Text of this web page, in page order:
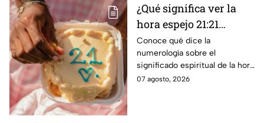
¿Qué significa ver la
hora espejo 21:21
constantemente según
la numerología?
Conoce qué dice la
numerología sobre el
significado espiritual de la hora
espejo 21:21, un mensaje
07 agosto, 2026